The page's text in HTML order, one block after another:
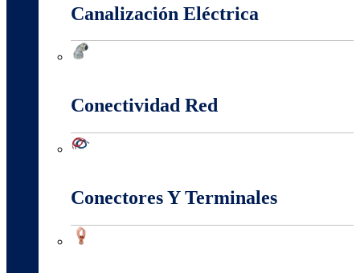
Canalización Eléctrica
Conectividad Red
Conectores Y Terminales